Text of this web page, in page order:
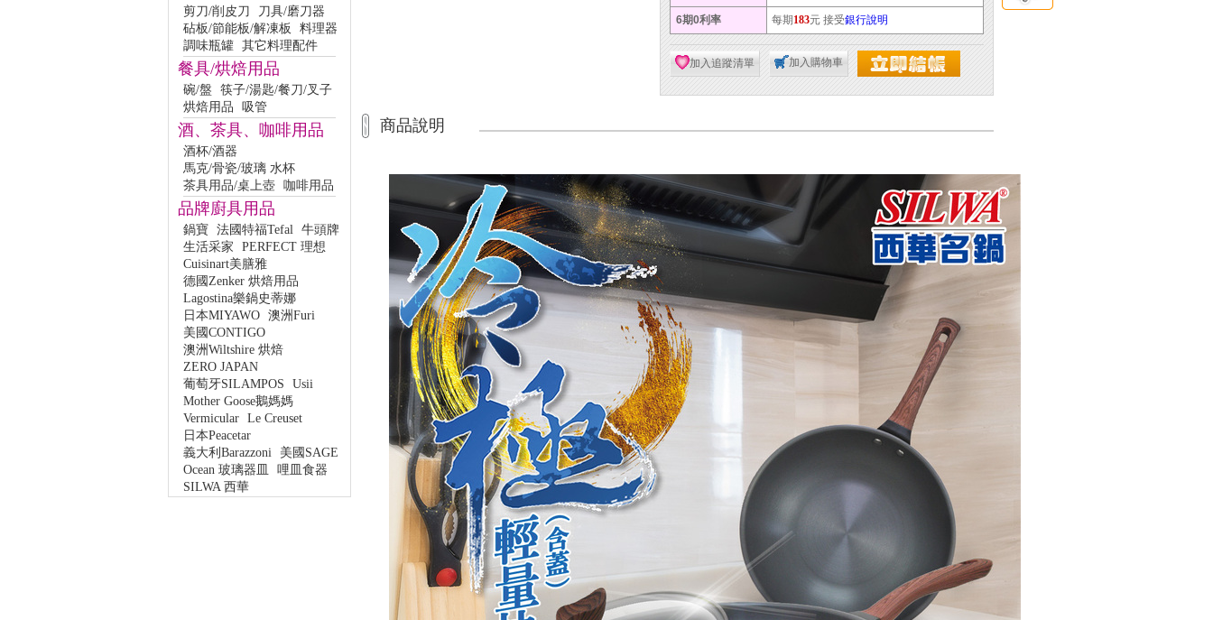
剪刀/削皮刀
刀具/磨刀器
砧板/節能板/解凍板
料理器
調味瓶罐 其它料理配件
餐具/烘焙用品
碗/盤
筷子/湯匙/餐刀/叉子
烘焙用品
吸管
酒、茶具、咖啡用品
酒杯/酒器
馬克/骨瓷/玻璃 水杯
茶具用品/桌上壺 咖啡用品
品牌廚具用品
鍋寶 法國特福Tefal 牛頭牌
生活采家
PERFECT 理想
Cuisinart美膳雅
德國Zenker 烘焙用品
Lagostina樂鍋史蒂娜
日本MIYAWO 澳洲Furi
美國CONTIGO
澳洲Wiltshire 烘焙
ZERO JAPAN
葡萄牙SILAMPOS
Usii
Mother Goose鵝媽媽
Vermicular Le Creuset
日本Peacetar
義大利Barazzoni
美國SAGE
Ocean 玻璃器皿
哩皿食器
SILWA 西華
6期0利率 每期 183元 接受銀行說明
加入追蹤清單 加入購物車
商品說明